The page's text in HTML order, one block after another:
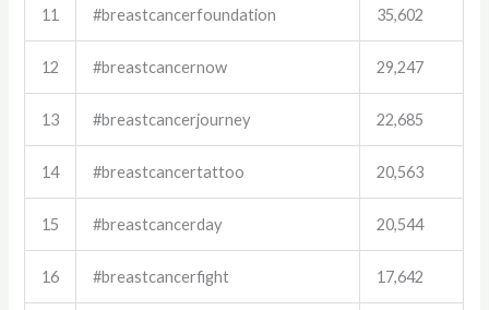
11 #breastcancerfoundation 35,602
12 #breastcancernow 29,247
13 #breastcancerjourney 22,685
14 #breastcancertattoo 20,563
15 #breastcancerday 20,544
16 #breastcancerfight 17,642